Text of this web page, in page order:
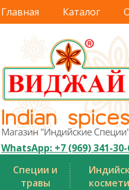
Главная Каталог
WhatsApp: +7 (969) 341-
Специи и
травы